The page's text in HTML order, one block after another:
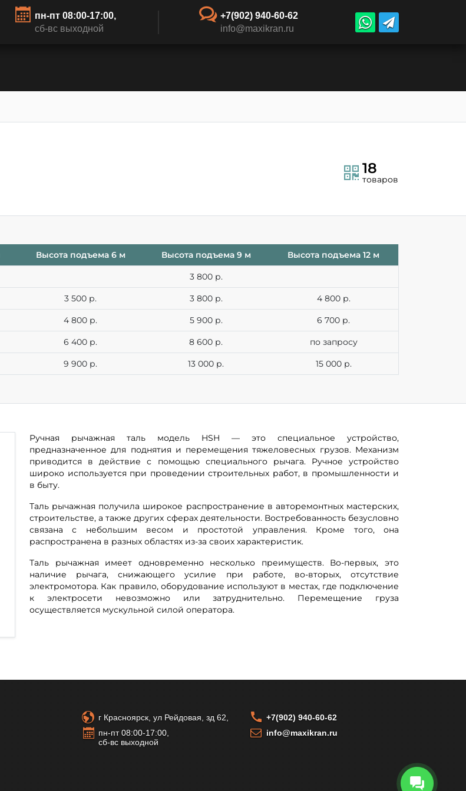
пн-пт 08:00-17:00,
сб-вс выходной
+7(902) 940-60-62
info@maxikran.ru
18
товаров
Высота подъема 6 м Высота подъема 9 м Высота подъема 12 м
3 800 р.
3 500 р. 3 800 р. 4 800 р.
4 800 р. 5 900 р. 6 700 р.
6 400 р. 8 600 р. по запросу
9 900 р. 13 000 р. 15 000 р.
Ручная рычажная таль модель HSH — это специальное устройство,
предназначенное для поднятия и перемещения тяжеловесных грузов. Механизм
приводится в действие с помощью специального рычага. Ручное устройство
широко используется при проведении строительных работ, в промышленности и
в быту.
Таль рычажная получила широкое распространение в авторемонтных мастерских,
строительстве, а также других сферах деятельности. Востребованность безусловно
связана с небольшим весом и простотой управления. Кроме того, она
распространена в разных областях из-за своих характеристик.
Таль рычажная имеет одновременно несколько преимуществ. Во-первых, это
наличие рычага, снижающего усилие при работе, во-вторых, отсутствие
электромотора. Как правило, оборудование используют в местах, где подключение
к электросети невозможно или затруднительно. Перемещение груза
осуществляется мускульной силой оператора.
г Красноярск, ул Рейдовая, зд 62,
пн-пт 08:00-17:00,
сб-вс выходной
+7(902) 940-60-62
info@maxikran.ru